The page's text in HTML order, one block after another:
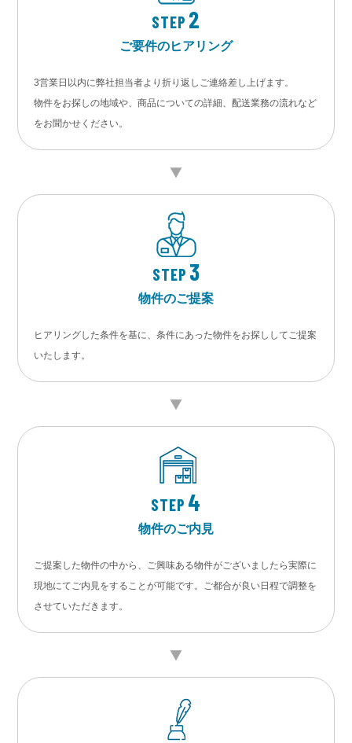
STEP 2
ご要件のヒアリング
3営業日以内に弊社担当者より折り返しご連絡差し上げます。
物件をお探しの地域や、商品についての詳細、配送業務の流れなど
をお聞かせください。
STEP 3
物件のご提案
ヒアリングした条件を基に、条件にあった物件をお探ししてご提案
いたします。
STEP 4
物件のご内見
ご提案した物件の中から、ご興味ある物件がございましたら実際に
現地にてご内見をすることが可能です。ご都合が良い日程で調整を
させていただきます。